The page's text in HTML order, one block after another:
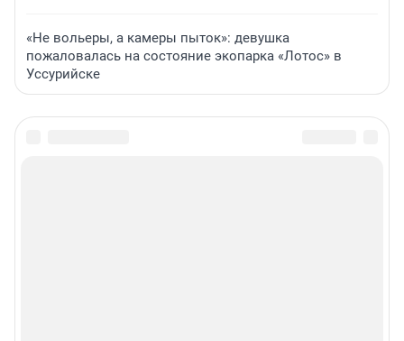
«Не вольеры, а камеры пыток»: девушка
пожаловалась на состояние экопарка «Лотос» в
Уссурийске